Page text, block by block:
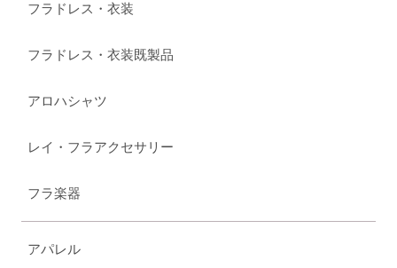
フラドレス・衣装
フラドレス・衣装既製品
アロハシャツ
レイ・フラアクセサリー
フラ楽器
アパレル